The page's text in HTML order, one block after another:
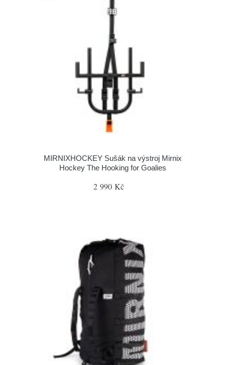
MIRNIXHOCKEY Sušák na výstroj Mirnix
Hockey The Hooking for Goalies
2 990 Kč